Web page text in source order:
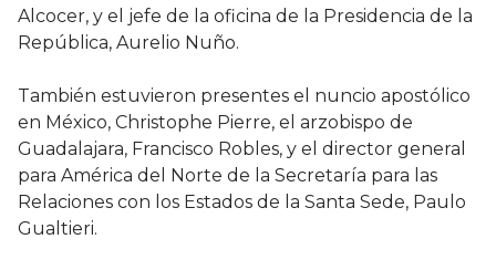
Alcocer, y el jefe de la oficina de la Presidencia de la
República, Aurelio Nuño.
También estuvieron presentes el nuncio apostólico
en México, Christophe Pierre, el arzobispo de
Guadalajara, Francisco Robles, y el director general
para América del Norte de la Secretaría para las
Relaciones con los Estados de la Santa Sede, Paulo
Gualtieri.